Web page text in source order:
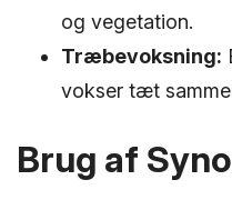
og vegetation.
Træbevoksning:
vokser tæt
Brug af